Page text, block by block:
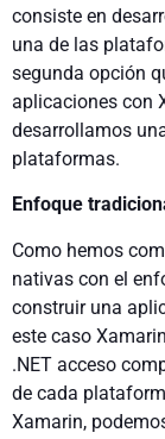
consiste en
una de las
segunda opción
aplicaciones con
desarrollamos
plataformas.
Enfoque
Como hemos
nativas con el
construir una
este caso
.NET acceso
de cada
Xamarin,